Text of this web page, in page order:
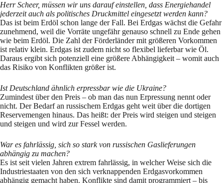
Herr Scheer, müssen wir uns darauf einstellen, dass Energiehandel
jederzeit auch als politisches Druckmittel eingesetzt werden kann?
Das ist beim Erdöl schon lange der Fall. Bei Erdgas wächst die Gefahr
zunehmend, weil die Vorräte ungefähr genauso schnell zu Ende gehen
wie beim Erdöl. Die Zahl der Förderländer mit größeren Vorkommen
ist relativ klein. Erdgas ist zudem nicht so flexibel lieferbar wie Öl.
Daraus ergibt sich potenziell eine größere Abhängigkeit – womit auch
das Risiko von Konflikten größer ist.
Ist Deutschland ähnlich erpressbar wie die Ukraine?
Zumindest über den Preis – ob man das nun Erpressung nennt oder
nicht. Der Bedarf an russischem Erdgas geht weit über die dortigen
Reservemengen hinaus. Das heißt: der Preis wird steigen und steigen
und steigen und wird zur Fessel werden.
War es fahrlässig, sich so stark von russischen Gaslieferungen
abhängig zu machen?
Es ist seit vielen Jahren extrem fahrlässig, in welcher Weise sich die
Industriestaaten von den sich verknappenden Erdgasvorkommen
abhängig gemacht haben. Konflikte sind damit programmiert – bis